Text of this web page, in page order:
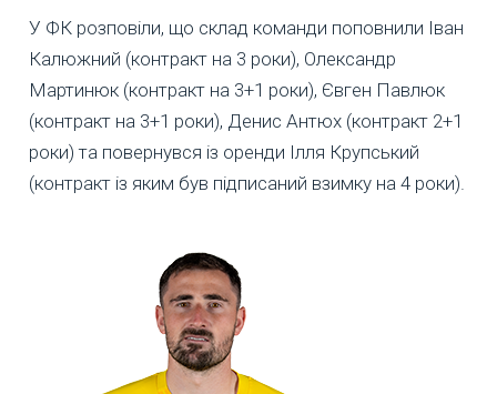
У ФК розповіли, що склад команди поповнили Іван
Калюжний (контракт на 3 роки), Олександр
Мартинюк (контракт на 3+1 роки), Євген Павлюк
(контракт на 3+1 роки), Денис Антюх (контракт 2+1
роки) та повернувся із оренди Ілля Крупський
(контракт із яким був підписаний взимку на 4 роки).